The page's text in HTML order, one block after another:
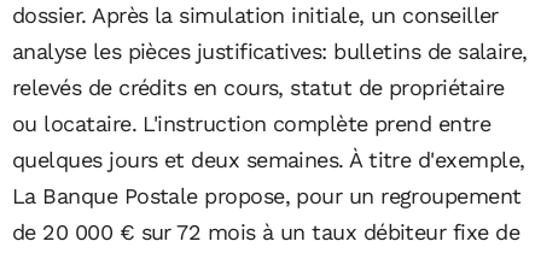
dossier. Après la simulation initiale, un conseiller
analyse les pièces justificatives: bulletins de salaire,
relevés de crédits en cours, statut de propriétaire
ou locataire. L'instruction complète prend entre
quelques jours et deux semaines. À titre d'exemple,
La Banque Postale propose, pour un regroupement
de 20 000 € sur 72 mois à un taux débiteur fixe de